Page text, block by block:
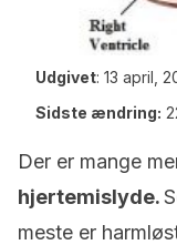
Udgivet: 13 april,
Sidste ændring:
Der er mange
hjertemislyde.
meste er